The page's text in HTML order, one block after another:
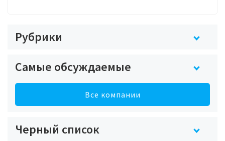
Рубрики
Самые обсуждаемые
Все компании
Черный список